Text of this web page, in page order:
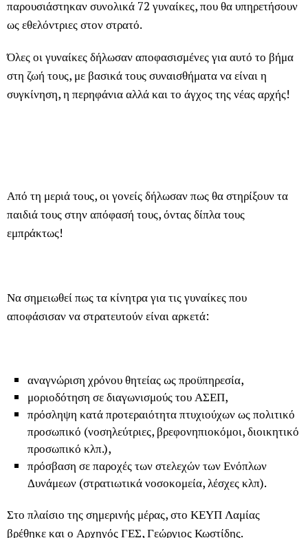
παρουσιάστηκαν συνολικά 72 γυναίκες, που θα υπηρετήσουν
ως εθελόντριες στον στρατό.
Όλες οι γυναίκες δήλωσαν αποφασισμένες για αυτό το βήμα
στη ζωή τους, με βασικά τους συναισθήματα να είναι η
συγκίνηση, η περηφάνια αλλά και το άγχος της νέας αρχής!
Από τη μεριά τους, οι γονείς δήλωσαν πως θα στηρίξουν τα
παιδιά τους στην απόφασή τους, όντας δίπλα τους
εμπράκτως!
Να σημειωθεί πως τα κίνητρα για τις γυναίκες που
αποφάσισαν να στρατευτούν είναι αρκετά:
αναγνώριση χρόνου θητείας ως προϋπηρεσία,
μοριοδότηση σε διαγωνισμούς του ΑΣΕΠ,
πρόσληψη κατά προτεραιότητα πτυχιούχων ως πολιτικό
προσωπικό (νοσηλεύτριες, βρεφονηπιοκόμοι, διοικητικό
προσωπικό κλπ.),
πρόσβαση σε παροχές των στελεχών των Ενόπλων
Δυνάμεων (στρατιωτικά νοσοκομεία, λέσχες κλπ).
Στο πλαίσιο της σημερινής μέρας, στο ΚΕΥΠ Λαμίας
βρέθηκε και ο Αρχηγός ΓΕΣ, Γεώργιος Κωστίδης.